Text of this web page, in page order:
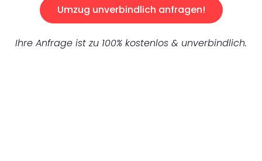
Umzug unverbindlich anfragen!
Ihre Anfrage ist zu 100% kostenlos & unverbindlich.